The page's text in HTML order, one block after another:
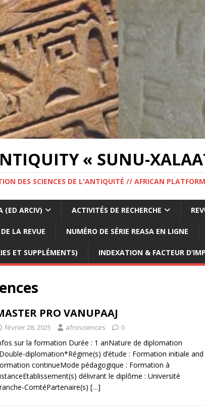
« SUNU-
DES SCIENCES DE L'ANTIQUITÉ // AFRICAN
(ED ARCIV) ACTIVITÉS DE RECHERCHE
LA REVUE NUMÉRO DE SÉRIE REASA EN LIGNE
ET SUPPLÉMENTS) INDEXATION & FACTEUR
PRO VANUPAAJ
février 28, 2025 afrosciences 0
sur la formation Durée : 1 anNature de diplomation
diplomation*Régime(s) d’étude : Formation initiale and
continueMode pédagogique : Formation à
délivrant le diplôme : Université
ComtéPartenaire(s) […]